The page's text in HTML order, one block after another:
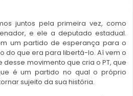
juntos pela primeira vez, como
e ele a deputado estadual.
um partido de esperança para o
do que era para libertá-lo. Aí vem o
desse movimento que cria o PT, que
é um partido no qual o próprio
sujeito da sua história.